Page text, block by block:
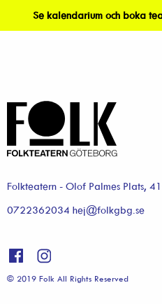
Se kalendarium och boka
Folkteatern - Olof Palmes Plats,
0722362034 hej@folkgbg.se
© 2019 Folk All Rights Reserved